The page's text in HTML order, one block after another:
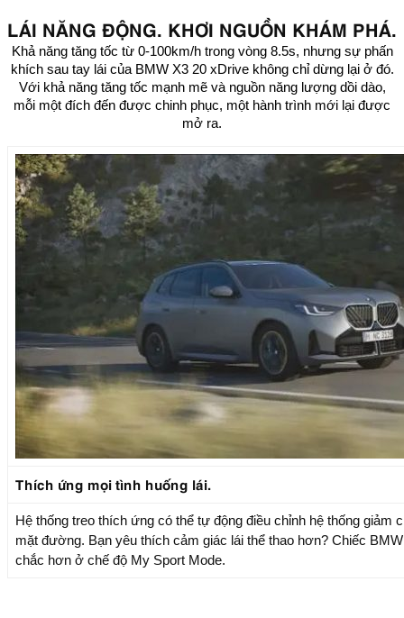
LÁI NĂNG ĐỘNG. KHƠI NGUỒN KHÁM PHÁ.
Khả năng tăng tốc từ 0-100km/h trong vòng 8.5s, nhưng sự phấn
khích sau tay lái của BMW X3 20 xDrive không chỉ dừng lại ở đó.
Với khả năng tăng tốc mạnh mẽ và nguồn năng lượng dồi dào,
mỗi một đích đến được chinh phục, một hành trình mới lại được
mở ra.
Thích ứng mọi tình huống lái.
Hệ thống treo thích ứng có thể tự động điều chỉnh hệ thống giảm
mặt đường. Bạn yêu thích cảm giác lái thể thao hơn? Chiếc
chắc hơn ở chế độ My Sport Mode.